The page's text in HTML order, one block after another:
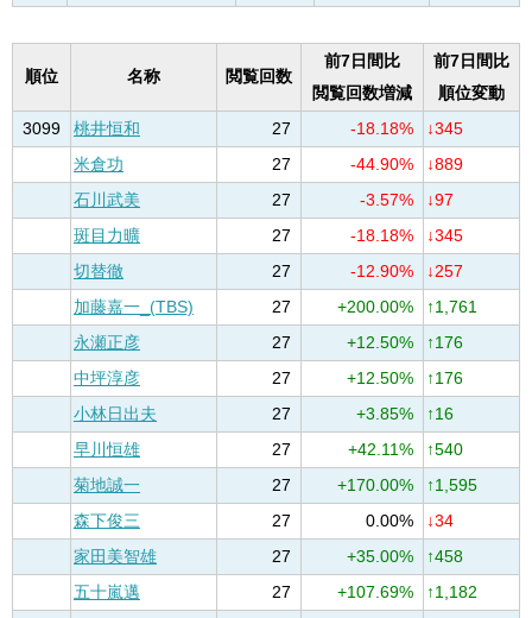
順位 名称 閲覧回数
前7日間比
閲覧回数増減
前7日間比
順位変動
3099
桃井恒和 27 -18.18%
↓345
米倉功
27 -44.90%
↓889
石川武美
27 -3.57%
↓97
斑目力曠
27 -18.18%
↓345
切替徹
27 -12.90%
↓257
加藤嘉一_(TBS)
27 +200.00%
↑1,761
永瀬正彦
27 +12.50%
↑176
中坪淳彦
27 +12.50%
↑176
小林日出夫
27 +3.85%
↑16
早川恒雄
27 +42.11%
↑540
菊地誠一
27 +170.00%
↑1,595
森下俊三
27 0.00%
↓34
家田美智雄
27 +35.00%
↑458
五十嵐邁
27 +107.69%
↑1,182